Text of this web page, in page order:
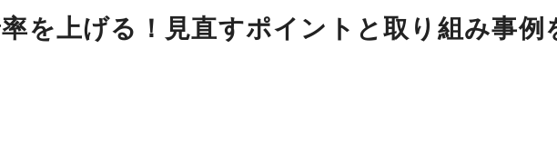
を上げる！見直すポイントと取り組み事例